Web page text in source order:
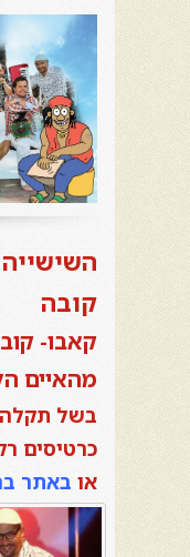
קובה
קאבו-
מהאיים
בשל תקלה
או באתר